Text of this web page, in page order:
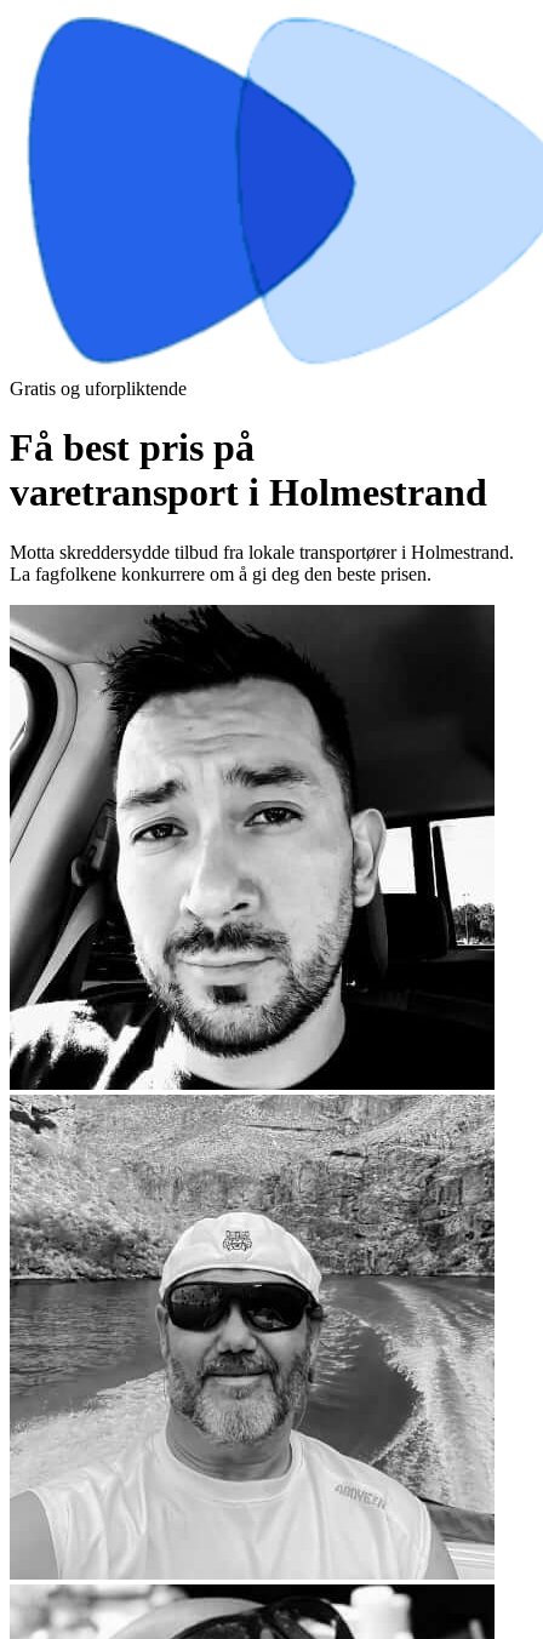
Gratis og uforpliktende
Få best pris på
varetransport i Holmestrand
Motta skreddersydde tilbud fra lokale transportører i Holmestrand.
La fagfolkene konkurrere om å gi deg den beste prisen.